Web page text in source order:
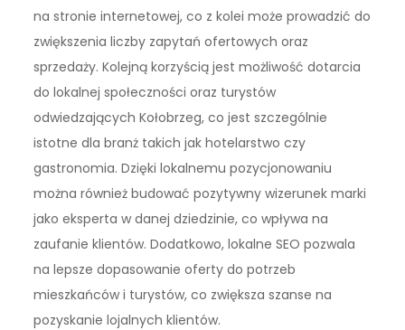
na stronie internetowej, co z kolei może prowadzić do
zwiększenia liczby zapytań ofertowych oraz
sprzedaży. Kolejną korzyścią jest możliwość dotarcia
do lokalnej społeczności oraz turystów
odwiedzających Kołobrzeg, co jest szczególnie
istotne dla branż takich jak hotelarstwo czy
gastronomia. Dzięki lokalnemu pozycjonowaniu
można również budować pozytywny wizerunek marki
jako eksperta w danej dziedzinie, co wpływa na
zaufanie klientów. Dodatkowo, lokalne SEO pozwala
na lepsze dopasowanie oferty do potrzeb
mieszkańców i turystów, co zwiększa szanse na
pozyskanie lojalnych klientów.